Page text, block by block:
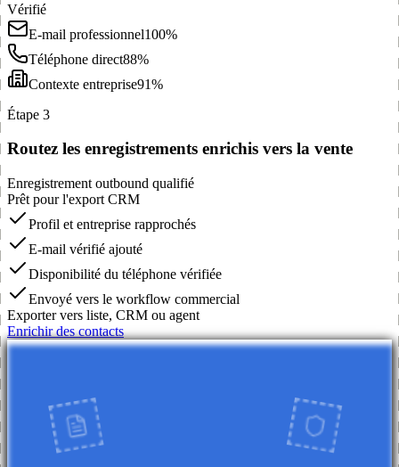
Vérifié
E-mail professionnel100%
Téléphone direct88%
Contexte entreprise91%
Étape 3
Routez les enregistrements enrichis vers la vente
Enregistrement outbound qualifié
Prêt pour l'export CRM
Profil et entreprise rapprochés
E-mail vérifié ajouté
Disponibilité du téléphone vérifiée
Envoyé vers le workflow commercial
Exporter vers liste, CRM ou agent
Enrichir des contacts